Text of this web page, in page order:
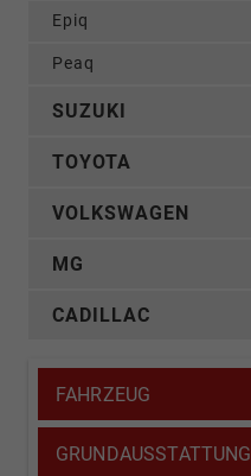
Epiq
Peaq
SUZUKI
TOYOTA
VOLKSWAGEN
MG
CADILLAC
FAHRZEUG
GRUNDAUSSTATTUNG